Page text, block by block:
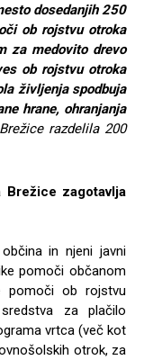
dosedanjih 250
ob rojstvu otroka
za medovito drevo
ob rojstvu otroka
življenja spodbuja
hrane, ohranjanja
razdelila 200
zagotavlja
in njeni javni
pomoči občanom
pomoči ob rojstvu
za plačilo
vrtca (več kot
otrok, za